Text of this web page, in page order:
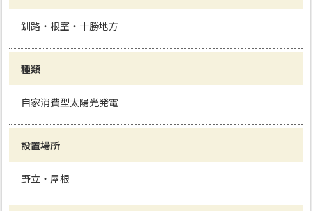
釧路・根室・十勝地方
種類
自家消費型太陽光発電
設置場所
野立・屋根